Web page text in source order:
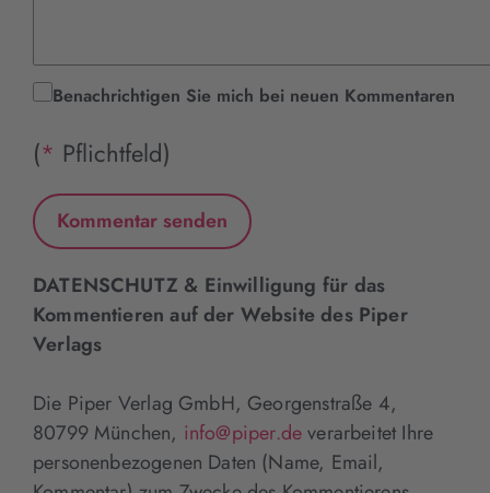
Benachrichtigen Sie mich bei neuen Kommentaren
(* Pflichtfeld)
DATENSCHUTZ & Einwilligung für das
Kommentieren auf der Website des Piper
Verlags
Die Piper Verlag GmbH, Georgenstraße 4,
80799 München, info@piper.deverarbeitet Ihre
personenbezogenen Daten (Name, Email,